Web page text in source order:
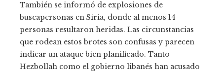
También se informó de explosiones de
buscapersonas en Siria, donde al menos 14
personas resultaron heridas. Las circunstancias
que rodean estos brotes son confusas y parecen
indicar un ataque bien planificado. Tanto
Hezbollah como el gobierno libanés han acusado